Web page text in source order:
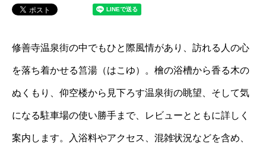
修善寺温泉街の中でもひと際風情があり、訪れる人の心
を落ち着かせる筥湯（はこゆ）。檜の浴槽から香る木の
ぬくもり、仰空楼から見下ろす温泉街の眺望、そして気
になる駐車場の使い勝手まで、レビューとともに詳しく
案内します。入浴料やアクセス、混雑状況などを含め、